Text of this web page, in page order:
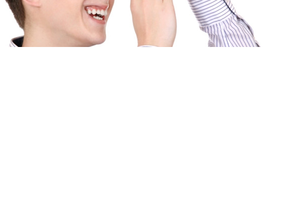
захищені.
компаніями